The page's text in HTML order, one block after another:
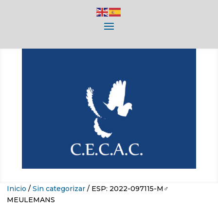
Inicio / Sin categorizar / ESP: 2022-097115-M♂
MEULEMANS